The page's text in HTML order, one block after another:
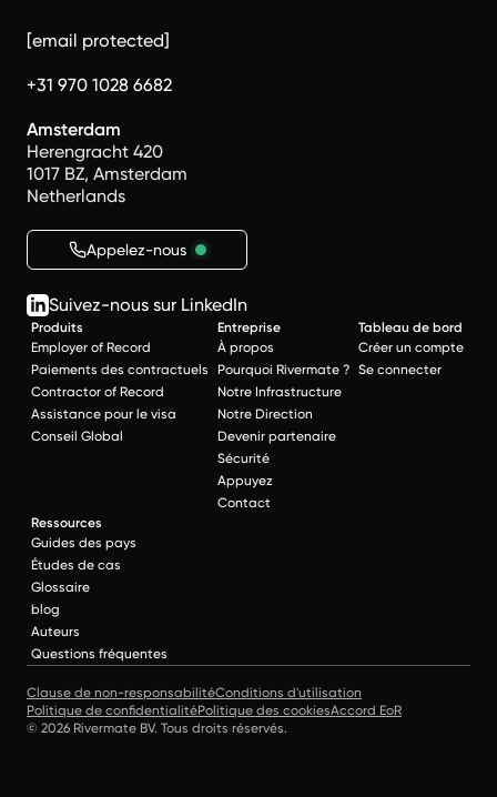
[email protected]
+31 970 1028 6682
Amsterdam
Herengracht 420
1017 BZ, Amsterdam
Netherlands
Appelez-nous
Suivez-nous sur LinkedIn
Produits
Employer of Record
Paiements des contractuels
Contractor of Record
Assistance pour le visa
Conseil Global
Entreprise
À propos
Pourquoi Rivermate ?
Notre Infrastructure
Notre Direction
Devenir partenaire
Sécurité
Appuyez
Contact
Tableau de bord
Créer un compte
Se connecter
Ressources
Guides des pays
Études de cas
Glossaire
blog
Auteurs
Questions fréquentes
Clause de non-responsabilitéConditions d'utilisation
Politique de confidentialitéPolitique des cookiesAccord EoR
© 2026 Rivermate BV. Tous droits réservés.